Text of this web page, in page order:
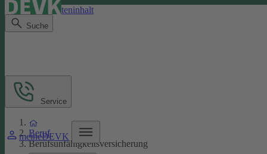
Direkt zum Seiteninhalt
Suche
meineDEVK
Service
Beruf
Berufsunfähigkeitsversicherung